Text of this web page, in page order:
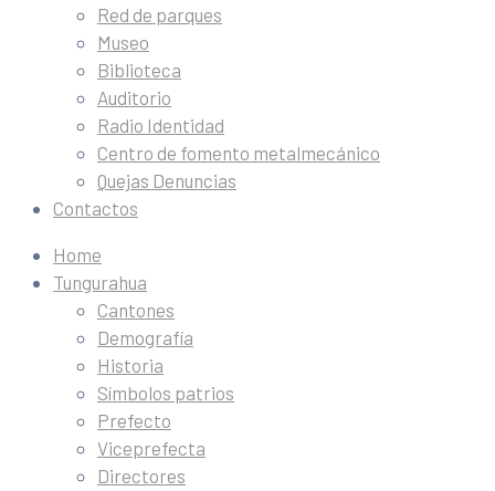
Red de parques
Museo
Biblioteca
Auditorio
Radio Identidad
Centro de fomento metalmecánico
Quejas Denuncias
Contactos
Home
Tungurahua
Cantones
Demografía
Historia
Símbolos patrios
Prefecto
Viceprefecta
Directores